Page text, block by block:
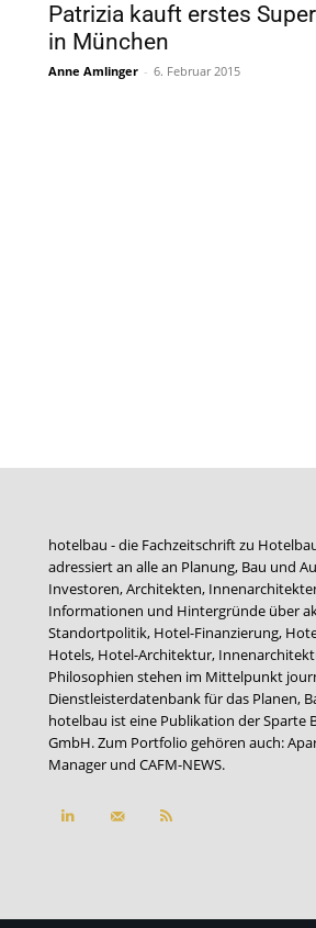
Patrizia kauft erstes
in München
Anne Amlinger - 6. Februar 2015
hotelbau - die Fachzeitschrift zu
adressiert an alle an Planung, Bau und
Investoren, Architekten,
Informationen und Hintergründe über
Standortpolitik, Hotel-Finanzierung,
Hotels, Hotel-Architektur,
Philosophien stehen im Mittelpunkt
Dienstleisterdatenbank für das Planen,
hotelbau ist eine Publikation der Sparte
GmbH. Zum Portfolio gehören auch:
Manager und CAFM-NEWS.